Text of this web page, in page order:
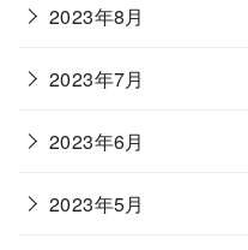
2023年8月
2023年7月
2023年6月
2023年5月